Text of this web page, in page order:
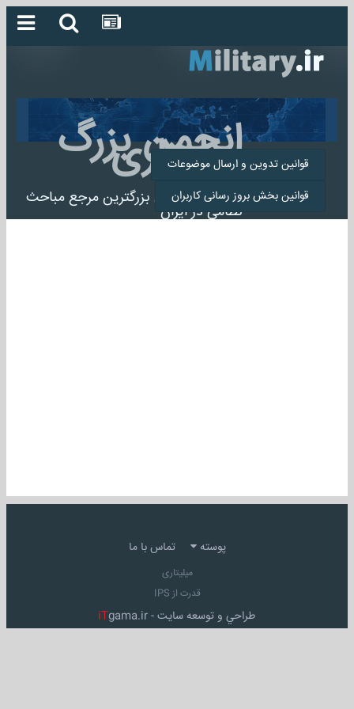
انجمن بزرگ
میلیتاری
انجمن میلیتاری بزرگترین مرجع مباحث
نظامی در ایران
قوانین تدوین و ارسال موضوعات
قوانین بخش بروز رسانی کاربران
پوسته تماس با ما
میلیتاری
قدرت از IPS
طراحي و توسعه سايت - iTgama.ir